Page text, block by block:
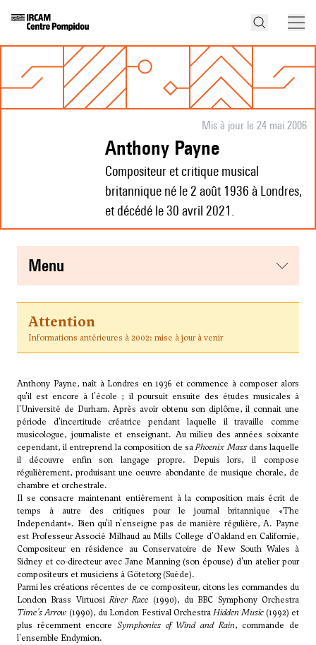
Mis à jour le 24 mai 2006
Anthony Payne
Compositeur et critique musical
britannique né le 2 août 1936 à Londres,
et décédé le 30 avril 2021.
menu
Attention
Informations antérieures à 2002: mise à jour à venir
Anthony Payne, naît à Londres en 1936 et commence à composer alors
qu'il est encore à l'école ; il poursuit ensuite des études musicales à
l'Université de Durham. Après avoir obtenu son diplôme, il connait une
période d'incertitude créatrice pendant laquelle il travaille comme
musicologue, journaliste et enseignant. Au milieu des années soixante
cependant, il entreprend la composition de saPhoenix Massdans laquelle
il découvre enfin son langage propre. Depuis lors, il compose
régulièrement, produisant une oeuvre abondante de musique chorale, de
chambre et orchestrale.
Il se consacre maintenant entièrement à la composition mais écrit de
temps à autre des critiques pour le journal britannique «The
Independant». Bien qu'il n'enseigne pas de manière régulière, A. Payne
est Professeur Associé Milhaud au Mills College d'Oakland en Californie,
Compositeur en résidence au Conservatoire de New South Wales à
Sidney et co-directeur avec Jane Manning (son épouse) d'un atelier pour
compositeurs et musiciens à Götetorg (Suède).
Parmi les créations récentes de ce compositeur, citons les commandes du
London Brass Virtuosi River Race (1990), du BBC Symphony Orchestra
Time's Arrow (1990), du London Festival OrchestraHidden Music(1992) et
plus récemment encore Symphonies of Wind and Rain, commande de
l'ensemble Endymion.